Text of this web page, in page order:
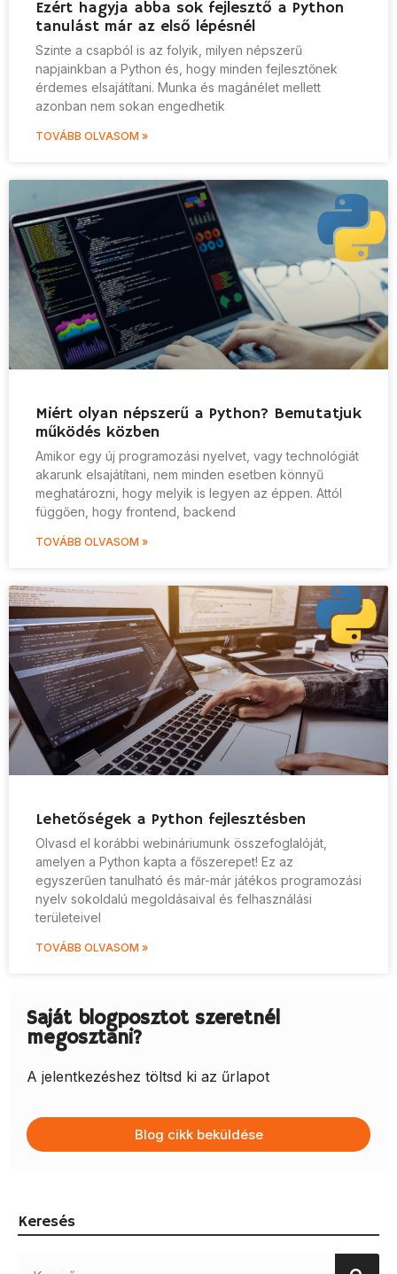
Ezért hagyja abba sok fejlesztő a Python
tanulást már az első lépésnél
Szinte a csapból is az folyik, milyen népszerű
napjainkban a Python és, hogy minden fejlesztőnek
érdemes elsajátítani. Munka és magánélet mellett
azonban nem sokan engedhetik
TOVÁBB OLVASOM »
Miért olyan népszerű a Python? Bemutatjuk
működés közben
Amikor egy új programozási nyelvet, vagy technológiát
akarunk elsajátítani, nem minden esetben könnyű
meghatározni, hogy melyik is legyen az éppen. Attól
függően, hogy frontend, backend
TOVÁBB OLVASOM »
Lehetőségek a Python fejlesztésben
Olvasd el korábbi webináriumunk összefoglalóját,
amelyen a Python kapta a főszerepet! Ez az
egyszerűen tanulható és már-már játékos programozási
nyelv sokoldalú megoldásaival és felhasználási
területeivel
TOVÁBB OLVASOM »
Saját blogposztot szeretnél
megosztani?
A jelentkezéshez töltsd ki az űrlapot
Blog cikk beküldése
Keresés